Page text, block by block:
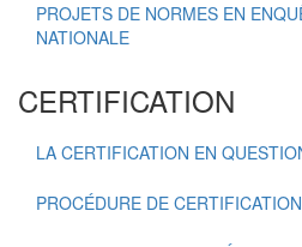
PROJETS DE NORMES EN
NATIONALE
CERTIFICATION
LA CERTIFICATION EN
PROCÉDURE DE CERTIFICATION